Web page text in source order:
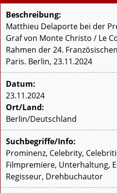
Beschreibung:
Matthieu Delaporte bei der
Graf von Monte Christo / Le
Rahmen der 24.
Paris. Berlin, 23.11.2024
Datum:
23.11.2024
Ort/Land:
Berlin/Deutschland
Suchbegriffe/Info:
Prominenz, Celebrity,
Filmpremiere, Unterhaltung,
Regisseur, Drehbuchautor